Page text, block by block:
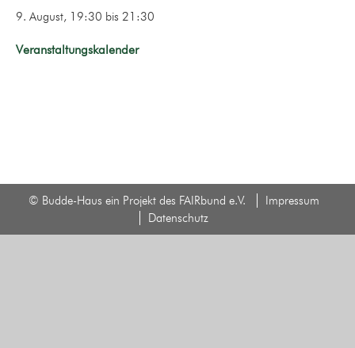
9. August, 19:30 bis 21:30
Veranstaltungskalender
© Budde-Haus ein Projekt des FAIRbund e.V.
Impressum
Datenschutz